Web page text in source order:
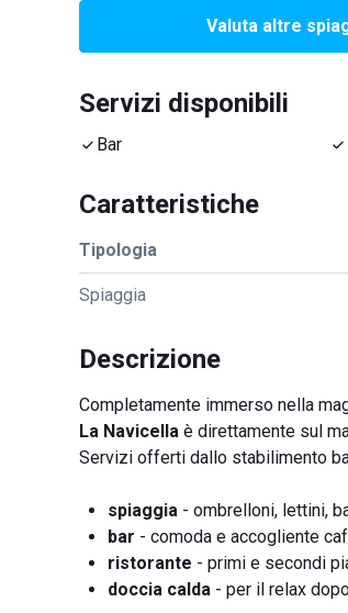
Valuta altre
Servizi disponibili
Bar
Caratteristiche
Tipologia
Spiaggia
Descrizione
Completamente immerso nella
La Navicella è direttamente sul
Servizi offerti dallo stabilimento
spiaggia - ombrelloni, lettini,
bar - comoda e accogliente
ristorante - primi e secondi
doccia calda - per il relax